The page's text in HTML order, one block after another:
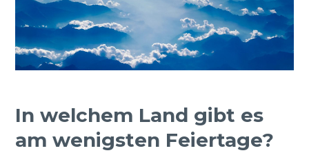
In welchem Land gibt es
am wenigsten Feiertage?